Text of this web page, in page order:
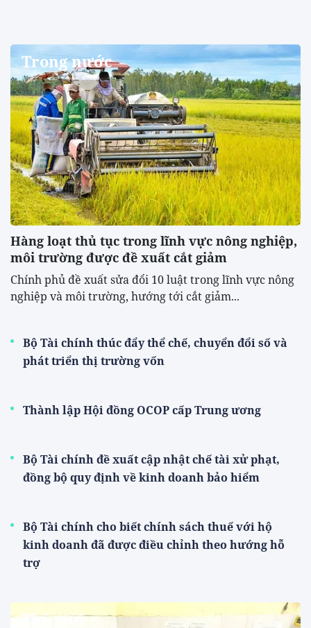
Trong nước
Hàng loạt thủ tục trong lĩnh vực nông nghiệp,
môi trường được đề xuất cắt giảm
Chính phủ đề xuất sửa đổi 10 luật trong lĩnh vực nông
nghiệp và môi trường, hướng tới cắt giảm...
Bộ Tài chính thúc đẩy thể chế, chuyển đổi số và
phát triển thị trường vốn
Thành lập Hội đồng OCOP cấp Trung ương
Bộ Tài chính đề xuất cập nhật chế tài xử phạt,
đồng bộ quy định về kinh doanh bảo hiểm
Bộ Tài chính cho biết chính sách thuế với hộ
kinh doanh đã được điều chỉnh theo hướng hỗ
trợ
Thế giới